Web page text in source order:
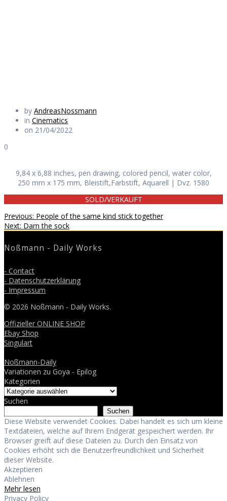
by AndreasNossmann
in Cinematics
on 21/04/2022
0
9,84 x 6,88 inches, pen drawing, colored pencil, water color,
250 mm x 175 mm, Bleistift,Farbstift, Aquarell | Dvz. 1580
SOLD/VERKAUFT
Beitragsnavigation
Previous: Previous
post:
People of the same kind stick together
Next: Next
Darn the sock
Noßmann - Daily Works
- Contact
- Datenschutzerklärung
- Impressum
© 2026 Noßmann - Daily Works.
Offizieller ONLINE SHOP
Ebay Shop
Singulart
Noßmann-Daily
Variationen zu Goya - Epilog
Kategorien
Suchen
Suchen
Diese Website verwendet Cookies. Dabei handelt es sich um kleine
Textdateien, welche auf Ihrem Endgerät gespeichert werden. Ihr
Browser greift auf diese Dateien zu. Durch den Einsatz von
Cookies erhöht sich die Benutzerfreundlichkeit und Sicherheit
dieser Website.
Akzeptieren
Ablehnen
Mehr lesen
Privacy Policy